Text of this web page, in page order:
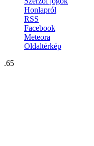
Honlapról
RSS
Facebook
Meteora
Oldaltérkép
.65